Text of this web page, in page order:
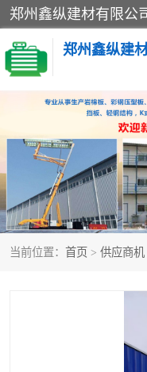
郑州鑫纵建
当前位置： 首页 > 供应商机
高空瓦机租赁
CZ型钢
PC多层板
建筑围挡